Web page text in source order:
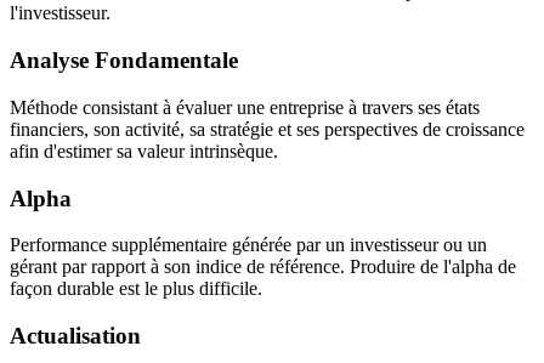
l'investisseur.
Analyse Fondamentale
Méthode consistant à évaluer une entreprise à travers ses états
financiers, son activité, sa stratégie et ses perspectives de croissance
afin d'estimer sa valeur intrinsèque.
Alpha
Performance supplémentaire générée par un investisseur ou un
gérant par rapport à son indice de référence. Produire de l'alpha de
façon durable est le plus difficile.
Actualisation